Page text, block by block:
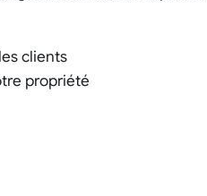
clients
propriété